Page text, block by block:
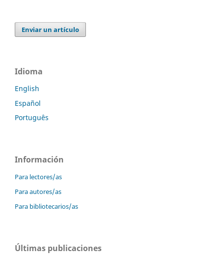
Enviar un artículo
Idioma
English
Español
Português
Información
Para lectores/as
Para autores/as
Para bibliotecarios/as
Últimas publicaciones